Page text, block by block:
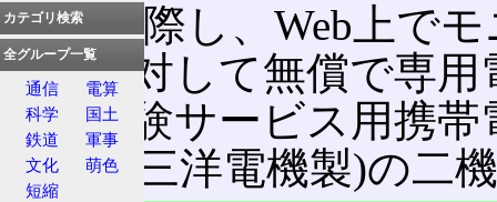
試験に際し、Web上で
選者に対して無償で専
た。試験サービス用携
SA001 (三洋電機製)の二
カテゴリ検索
全グループ一覧
通信
電算
科学
国土
鉄道
軍事
文化
萌色
短縮